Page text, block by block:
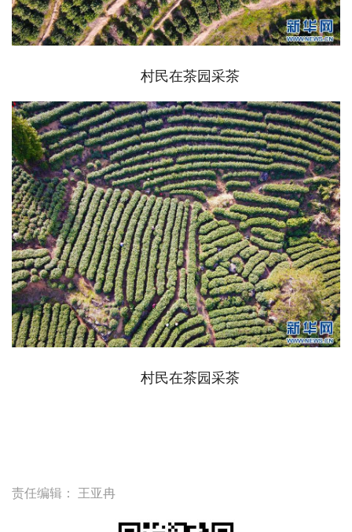
村民在茶园采茶
村民在茶园采茶
责任编辑： 王亚冉